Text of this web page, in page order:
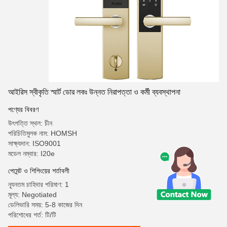
আইরিস স্বীকৃতি স্মার্ট ডোর লকঃ উন্নত নিরাপত্তা ও কর্মী ব্যবস্থাপনা
পণ্যের বিবরণ
উৎপত্তি স্থল: চীন
পরিচিতিমুলক নাম: HOMSH
সাক্ষ্যদান: ISO9001
মডেল নম্বার: I20e
পেমেন্ট ও শিপিংয়ের শর্তাবলী
ন্যূনতম চাহিদার পরিমাণ: 1
মূল্য: Negotiated
ডেলিভারি সময়: 5-8 কাজের দিন
পরিশোধের শর্ত: টি/টি